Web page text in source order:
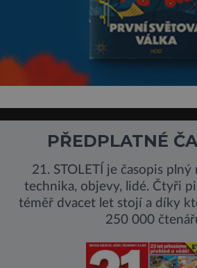
PŘEDPLATNÉ
21. STOLETÍ je časopis plný
technika, objevy, lidé. Čtyři
téměř dvacet let stojí a díky
250 000